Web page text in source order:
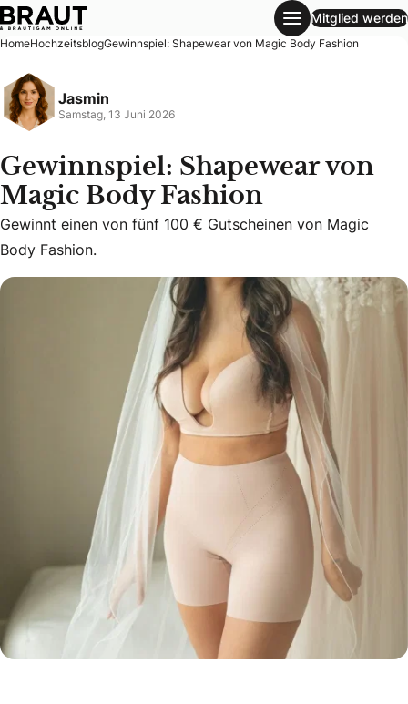
Gewinnspiel: Shapewear von Magic Body Fashion
Mitglied werden
HomeHochzeitsblogGewinnspiel: Shapewear von Magic Body Fashion
Jasmin
Samstag, 13 Juni 2026
Gewinnspiel: Shapewear von
Magic Body Fashion
Gewinnt einen von fünf 100 € Gutscheinen von Magic
Gewinnt einen von fünf 100 € Gutscheinen von Magic
Body Fashion.